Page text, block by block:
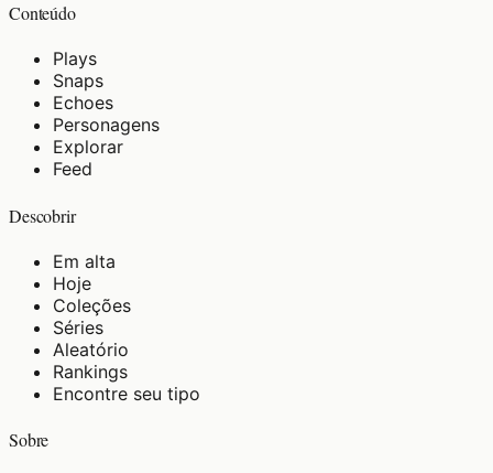
Conteúdo
Plays
Snaps
Echoes
Personagens
Explorar
Feed
Descobrir
Em alta
Hoje
Coleções
Séries
Aleatório
Rankings
Encontre seu tipo
Sobre